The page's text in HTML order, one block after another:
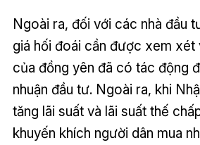
Ngoài ra, đối với các nhà đầu
giá hối đoái cần được xem xét
của đồng yên đã có tác động
nhuận đầu tư. Ngoài ra, khi
tăng lãi suất và lãi suất thế
khuyến khích người dân mua